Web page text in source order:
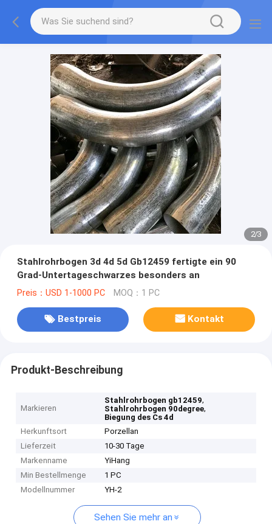
2/3
Stahlrohrbogen 3d 4d 5d Gb12459 fertigte ein 90
Grad-Untertageschwarzes besonders an
Preis：USD 1-1000 PC MOQ：1 PC
Bestpreis Kontakt
Produkt-Beschreibung
Markieren
Stahlrohrbogen gb12459,
Stahlrohrbogen 90degree,
Biegung des Cs 4d
Herkunftsort
Porzellan
Lieferzeit
10-30 Tage
Markenname
YiHang
Min Bestellmenge
1 PC
Modellnummer
YH-2
Sehen Sie mehr an